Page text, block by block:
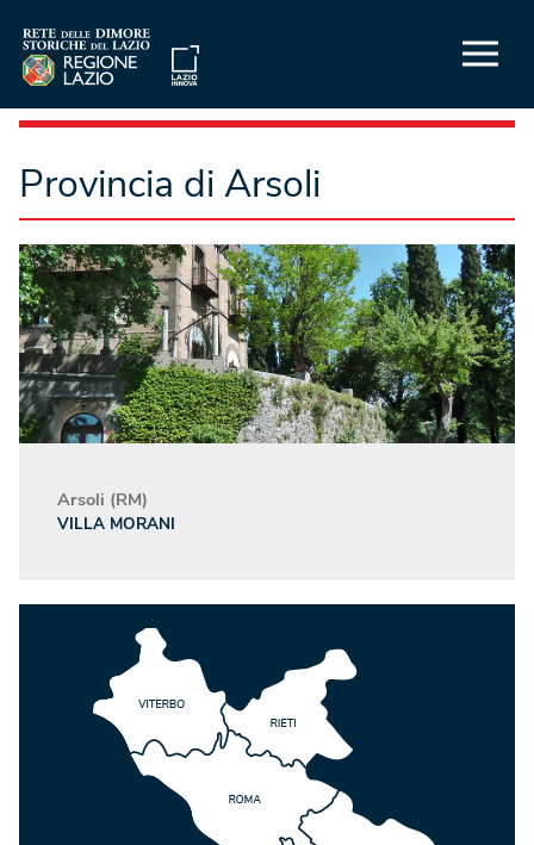
Provincia di Arsoli
Arsoli (RM)
VILLA MORANI